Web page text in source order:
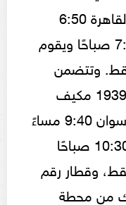
محافظات يتحرك من محطة القاهرة 6:50
مساءً ليصل محطة أسوان 7:20 صباحًا ويقوم
فقط. وتتضمن
القطارات الإضافية قطار رقم 1939 مكيف
محافظات يتحرك من محطة اسوان 9:40 مساءً
ليصل محطة القاهرة الساعة 10:30 صباحًا
فقط، وقطار رقم
من محطة